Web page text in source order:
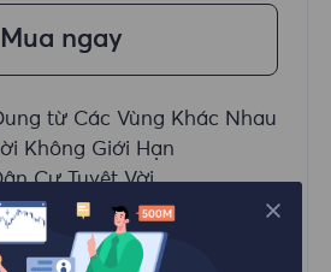
Mua ngay
từ Các Vùng Khác Nhau
Không Giới Hạn
Cư Tuyệt Vời
Động